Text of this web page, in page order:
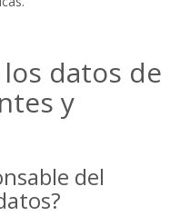
datos de
y
del